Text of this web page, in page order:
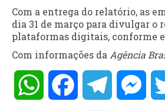
Com a entrega do relatório, as
dia 31 de março para divulgar o
plataformas digitais, conforme
Com informações da Agência
WhatsAppFacebookTelegram